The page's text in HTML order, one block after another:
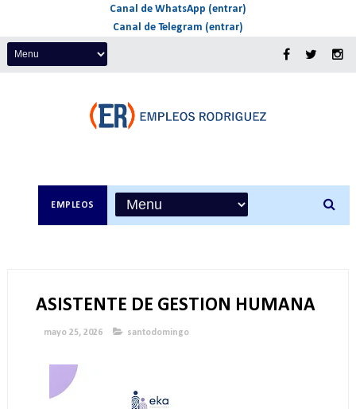
Canal de WhatsApp (entrar)
Canal de Telegram (entrar)
EMPLEOS
ASISTENTE DE GESTION HUMANA
mayo 25, 2026 santodomingo